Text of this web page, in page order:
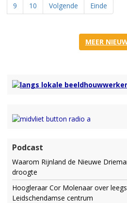
9
10 Volgende Einde
MEER
Podcast
Waarom Rijnland de Nieuwe
droogte
Hoogleraar Cor Molenaar over
Leidschendamse centrum